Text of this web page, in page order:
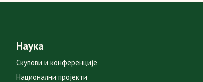
Наука
Скупови и конференције
Национални пројекти